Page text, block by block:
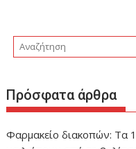
Πρόσφατα άρθρα
Φαρμακείο διακοπών: Τα